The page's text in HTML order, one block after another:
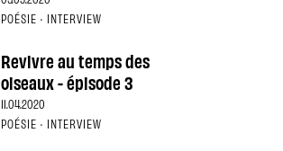
POÉSIE · INTERVIEW
Revivre au temps des
oiseaux - épisode 3
11.04.2020
POÉSIE · INTERVIEW